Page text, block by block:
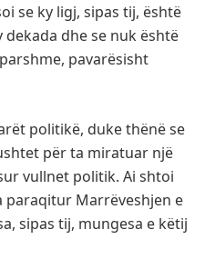
se ky ligj, sipas tij, është
dhe se nuk është
pavarësisht
politikë, duke thënë se
për ta miratuar një
vullnet politik. Ai shtoi
paraqitur Marrëveshjen e
sipas tij, mungesa e këtij